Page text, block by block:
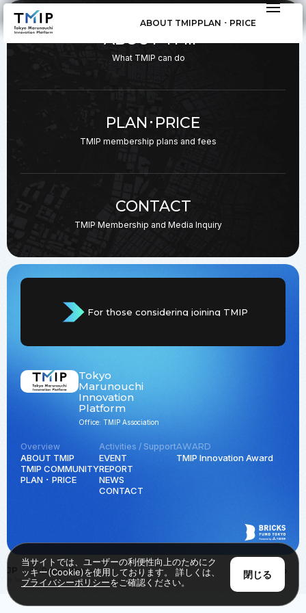
ABOUT TMIPPLAN ･ PRICE
ABOUT TMIP
What TMIP can do
PLAN･PRICE
TMIP membership plans and fees
CONTACT
TMIP Membership and Media Inquiry
For those considering joining TMIP
Tokyo
Marunouchi
Innovation
Platform
Office: TMIP Association
Overview
ABOUT TMIP
TMIP COMMUNITY
PLAN ･ PRICE
Activities / Support
EVENT
REPORT
NEWS
CONTACT
AWARD
TMIP Innovation Award
JP ENPrivacy Policy
© Tokyo Marunouchi Innovation Platform all rights reserved.
Back to Top
当サイトでは、ユーザーの利便性向上のためにク
ッキー(Cookie)を使用しております。 詳しくは、
プライバシーポリシーをご確認ください。
閉じる